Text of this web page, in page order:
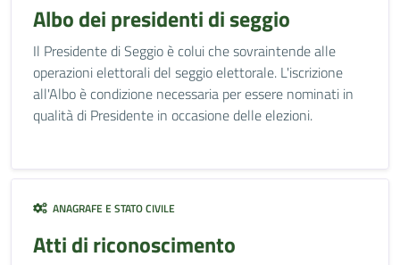
Albo dei presidenti di seggio
Il Presidente di Seggio è colui che sovraintende alle
operazioni elettorali del seggio elettorale. L'iscrizione
all'Albo è condizione necessaria per essere nominati in
qualità di Presidente in occasione delle elezioni.
ANAGRAFE E STATO CIVILE
Atti di riconoscimento